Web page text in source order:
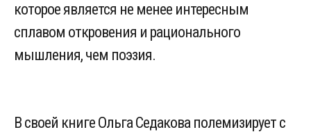
которое является не менее интересным
сплавом откровения и рационального
мышления, чем поэзия.
В своей книге Ольга Седакова полемизирует с